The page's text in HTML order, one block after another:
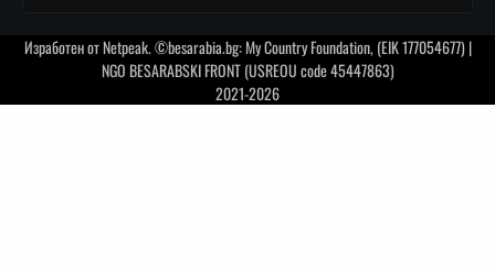
Изработен отNetpeak. ©besarabia.bg: My Country Foundation, (EIK 177054677) |
NGO BESARABSKI FRONT (USREOU code 45447863)
2021-2026